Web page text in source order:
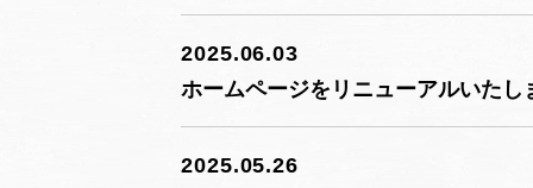
2025.06.03
ホームページをリニューアルいたし
2025.05.26